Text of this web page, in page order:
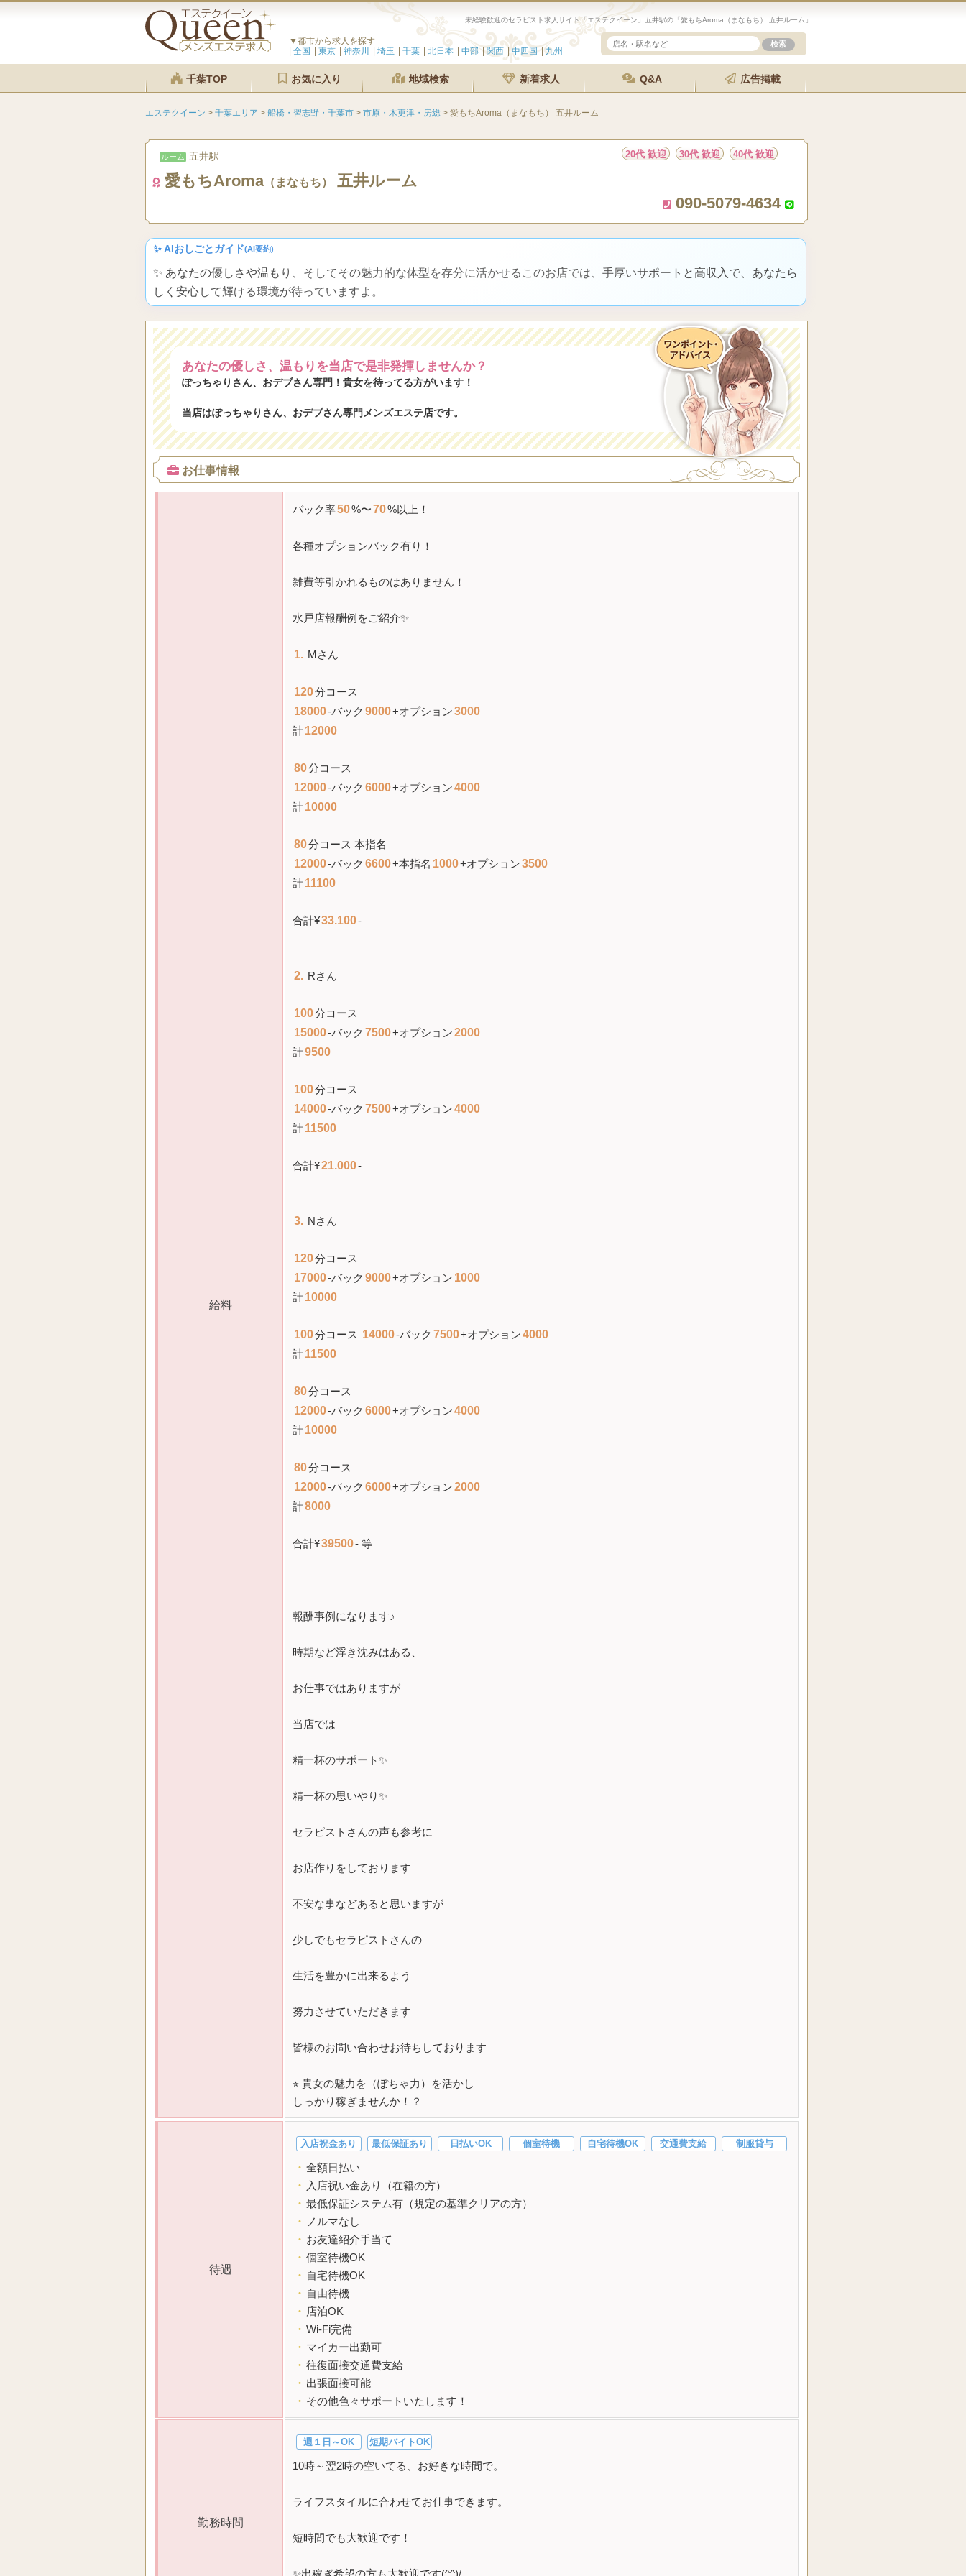
▼都市から求人を探す
全国
東京 神奈川 埼玉 千葉 北日本 中部 関西 中四国 九州
千葉TOP お気に入り 地域検索 新着求人 Q&A 広告掲載
エステクイーン > 千葉エリア > 船橋・習志野・千葉市 > 市原・木更津・房総 > 愛もちAroma（まなもち） 五井ルーム
ルーム 五井駅 20代 歓迎 30代 歓迎 40代 歓迎
愛もちAroma（まなもち）
五井ルーム
090-5079-4634
✨ AIおしごとガイド(AI要約)
✨ あなたの優しさや温もり、そしてその魅力的な体型を存分に活かせるこのお店では、手厚いサポートと高収入で、あなたら
しく安心して輝ける環境が待っていますよ。
あなたの優しさ、温もりを当店で是非発揮しませんか？
ぽっちゃりさん、おデブさん専門！貴女を待ってる方がいます！
当店はぽっちゃりさん、おデブさん専門メンズエステ店です。
お仕事情報
給料
バック率50%〜70%以上！
各種オプションバック有り！
雑費等引かれるものはありません！
水戸店報酬例をご紹介✨
1. Mさん
120分コース
18000-バック 9000+オプション3000
計12000
80分コース
12000-バック 6000+オプション4000
計10000
80分コース 本指名
12000-バック 6600+本指名 1000+オプション3500
計11100
合計¥33.100-
2. Rさん
100分コース
15000-バック 7500+オプション2000
計9500
100分コース
14000-バック 7500+オプション4000
計11500
合計¥21.000-
3. Nさん
120分コース
17000-バック 9000+オプション 1000
計10000
100分コース 14000-バック 7500+オプション4000
計11500
80分コース
12000-バック 6000+オプション4000
計10000
80分コース
12000-バック 6000+オプション2000
計8000
合計¥39500- 等
報酬事例になります♪
時期など浮き沈みはある、
お仕事ではありますが
当店では
精一杯のサポート✨
精一杯の思いやり✨
セラピストさんの声も参考に
お店作りをしております
不安な事などあると思いますが
少しでもセラピストさんの
生活を豊かに出来るよう
努力させていただきます
皆様のお問い合わせお待ちしております
⭐ 貴女の魅力を（ぽちゃ力）を活かし
しっかり稼ぎませんか！？
待遇
入店祝金あり 最低保証あり 日払いOK 個室待機 自宅待機OK 交通費支給 制服貸与
・ 全額日払い
・ 入店祝い金あり（在籍の方）
・ 最低保証システム有（規定の基準クリアの方）
・
ノルマなし
・ お友達紹介手当て
・ 個室待機OK
・ 自宅待機OK
・ 自由待機
・ 店泊OK
・ Wi-Fi完備
・ マイカー出勤可
・ 往復面接交通費支給
・ 出張面接可能
・ その他色々サポートいたします！
勤務時間
週１日～OK 短期バイトOK
10時～翌2時の空いてる、お好きな時間で。
ライフスタイルに合わせてお仕事できます。
短時間でも大歓迎です！
✨出稼ぎ希望の方も大歓迎です(^^)/